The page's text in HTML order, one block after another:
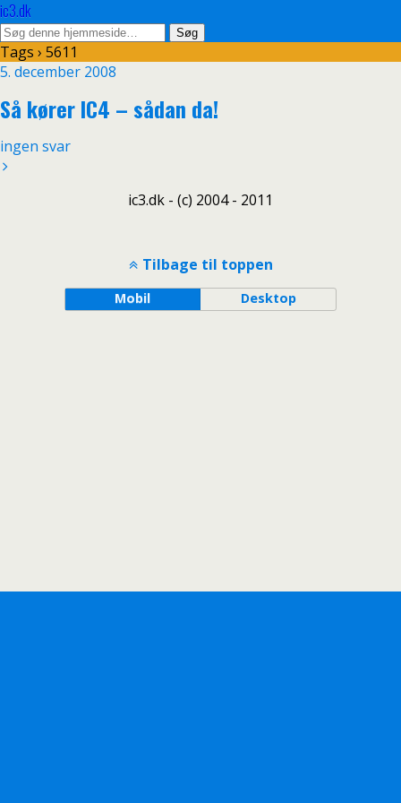
ic3.dk
Tags › 5611
5. december 2008
Så kører IC4 – sådan da!
ingen svar
ic3.dk - (c) 2004 - 2011
Tilbage til toppen
Mobil Desktop